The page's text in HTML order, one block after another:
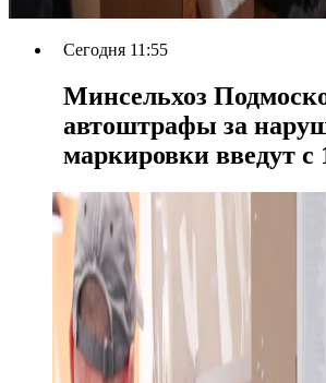
Сегодня 11:55
Минсельхоз
автоштрафы за
маркировки введут с